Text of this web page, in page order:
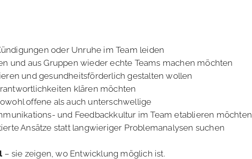
oder Unruhe im Team leiden
und aus Gruppen wieder echte Teams machen möchten
und gesundheitsförderlich gestalten wollen
klären möchten
offene als auch unterschwellige
und Feedbackkultur im Team etablieren möchten
Ansätze statt langwieriger Problemanalysen suchen
– sie zeigen, wo Entwicklung möglich ist.